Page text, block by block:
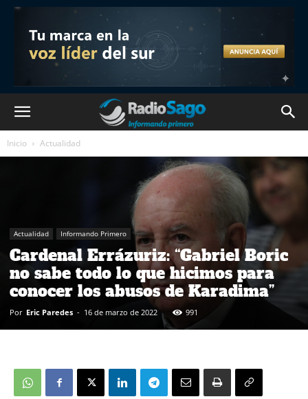
Inicio Actualidad
Actualidad Informando Primero
Cardenal Errázuriz: “Gabriel Boric
no sabe todo lo que hicimos para
conocer los abusos de Karadima”
Por Eric Paredes - 16 de marzo de 2022 991